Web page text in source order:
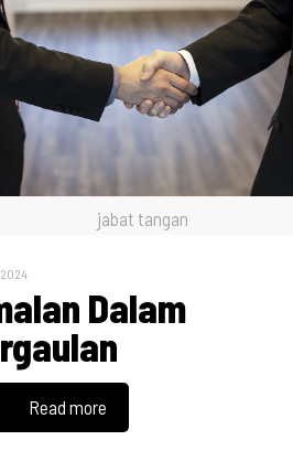
jabat tangan
Dalam
Read more